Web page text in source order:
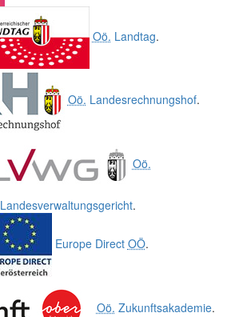
Oö. Landtag.
Oö. Landesrechnungshof.
Oö.
Landesverwaltungsgericht.
Europe Direct OÖ.
Oö. Zukunftsakademie.